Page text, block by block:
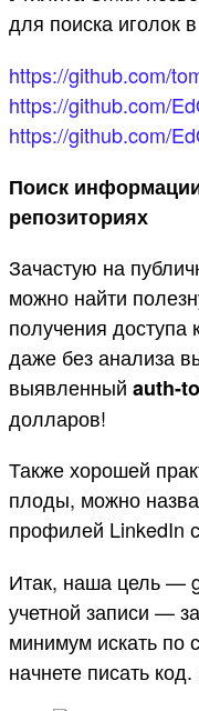
для поиска иголок
https://github.com/
https://github.com/
https://github.com/
Поиск
репозиториях
Зачастую на
можно найти
получения
даже без анализа
выявленный auth-
долларов!
Также хорошей
плоды, можно
профилей LinkedIn
Итак, наша цель —
учетной записи —
минимум искать по
начнете писать